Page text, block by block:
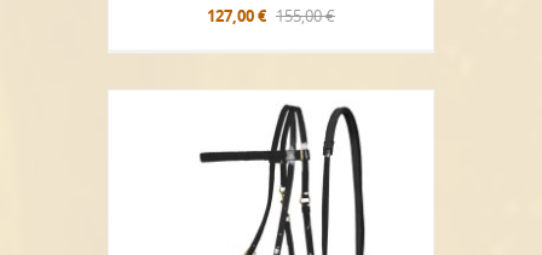
127,00 € 155,00 €